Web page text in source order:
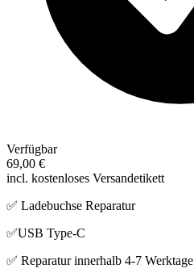
Verfügbar
69,00 €
incl. kostenloses Versandetikett
✅ Ladebuchse Reparatur
✅USB Type-C
✅ Reparatur innerhalb 4-7 Werktage